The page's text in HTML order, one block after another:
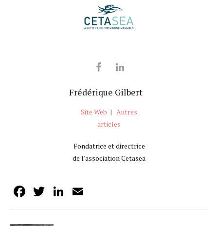
Frédérique Gilbert
Site Web | Autres
articles
Fondatrice et directrice
de l'association Cetasea
Facebook
TwitterLinkedIn